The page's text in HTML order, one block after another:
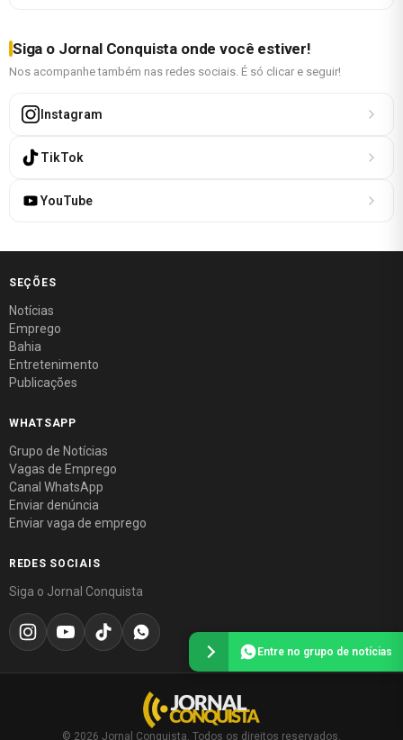
Siga o Jornal Conquista onde você estiver!
Nos acompanhe também nas redes sociais. É só clicar e seguir!
Instagram
TikTok
YouTube
SEÇÕES
Notícias
Emprego
Bahia
Entretenimento
Publicações
WHATSAPP
Grupo de Notícias
Vagas de Emprego
Canal WhatsApp
Enviar denúncia
Enviar vaga de emprego
REDES SOCIAIS
Siga o Jornal Conquista
© 2026 Jornal Conquista. Todos os direitos reservados.
Entre no grupo de notícias